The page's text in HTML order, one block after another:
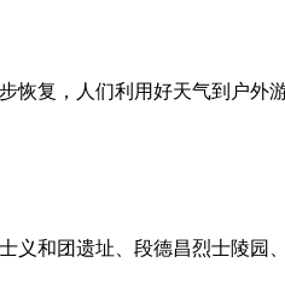
恢复，人们利用好天气到户外
和团遗址、段德昌烈士陵园